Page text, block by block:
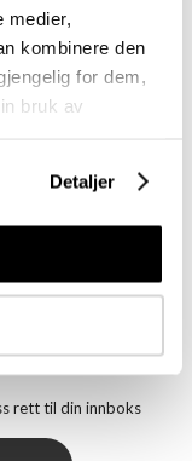
kombinere den
for dem,
bruk av
Detaljer
rett til din innboks